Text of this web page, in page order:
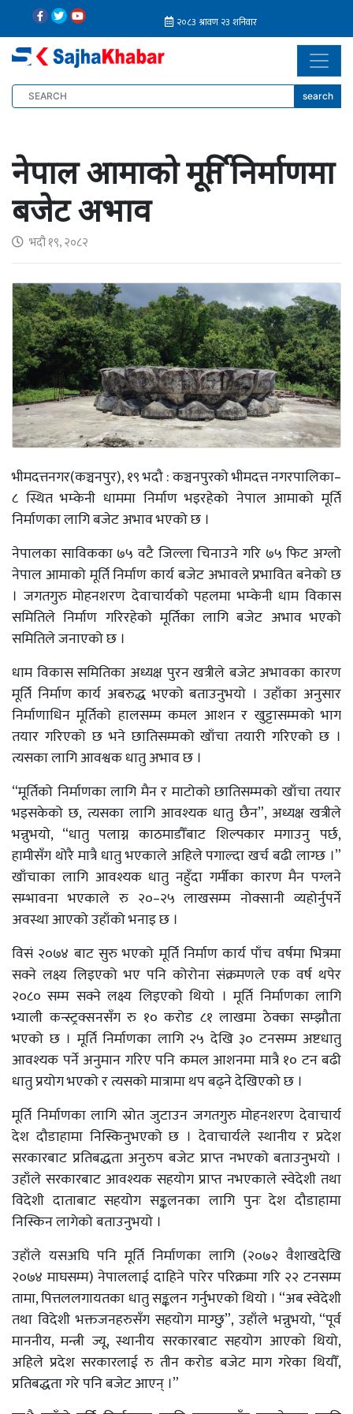
search
नेपाल आमाको मूर्ति निर्माणमा
बजेट अभाव
भदौ १९, २०८२
भीमदत्तनगर(कञ्चनपुर), १९ भदौ : कञ्चनपुरको भीमदत्त नगरपालिका–
८ स्थित भम्केनी धाममा निर्माण भइरहेको नेपाल आमाको मूर्ति
निर्माणका लागि बजेट अभाव भएको छ ।
नेपालका साविकका ७५ वटै जिल्ला चिनाउने गरि ७५ फिट अग्लो
नेपाल आमाको मूर्ति निर्माण कार्य बजेट अभावले प्रभावित बनेको छ
। जगतगुरु मोहनशरण देवाचार्यको पहलमा भम्केनी धाम विकास
समितिले निर्माण गरिरहेको मूर्तिका लागि बजेट अभाव भएको
समितिले जनाएको छ ।
धाम विकास समितिका अध्यक्ष पुरन खत्रीले बजेट अभावका कारण
मूर्ति निर्माण कार्य अबरुद्ध भएको बताउनुभयो । उहाँका अनुसार
निर्माणाधिन मूर्तिको हालसम्म कमल आशन र खुट्टासम्मको भाग
तयार गरिएको छ भने छातिसम्मको खाँचा तयारी गरिएको छ ।
त्यसका लागि आवश्वक धातु अभाव छ ।
“मूर्तिको निर्माणका लागि मैन र माटोको छातिसम्मको खाँचा तयार
भइसकेको छ, त्यसका लागि आवश्यक धातु छैन”, अध्यक्ष खत्रीले
भन्नुभयो, “धातु पलाग्न काठमाडौँबाट शिल्पकार मगाउनु पर्छ,
हामीसँग थोरै मात्रै धातु भएकाले अहिले पगाल्दा खर्च बढी लाग्छ ।”
खाँचाका लागि आवश्यक धातु नहुँदा गर्मीका कारण मैन पग्लने
सम्भावना भएकाले रु २०–२५ लाखसम्म नोक्सानी व्यहोर्नुपर्ने
अवस्था आएको उहाँको भनाइ छ ।
विसं २०७४ बाट सुरु भएको मूर्ति निर्माण कार्य पाँच वर्षमा भित्रमा
सक्ने लक्ष्य लिइएको भए पनि कोरोना संक्रमणले एक वर्ष थपेर
२०८० सम्म सक्ने लक्ष्य लिइएको थियो । मूर्ति निर्माणका लागि
भ्याली कन्स्ट्रक्सनसँग रु १० करोड ८१ लाखमा ठेक्का सम्झौता
भएको छ । मूर्ति निर्माणका लागि २५ देखि ३० टनसम्म अष्टधातु
आवश्यक पर्ने अनुमान गरिए पनि कमल आशनमा मात्रै १० टन बढी
धातु प्रयोग भएको र त्यसको मात्रामा थप बढ्ने देखिएको छ ।
मूर्ति निर्माणका लागि स्रोत जुटाउन जगतगुरु मोहनशरण देवाचार्य
देश दौडाहामा निस्किनुभएको छ । देवाचार्यले स्थानीय र प्रदेश
सरकारबाट प्रतिबद्धता अनुरुप बजेट प्राप्त नभएको बताउनुभयो ।
उहाँले सरकारबाट आवश्यक सहयोग प्राप्त नभएकाले स्वेदेशी तथा
विदेशी दाताबाट सहयोग सङ्कलनका लागि पुनः देश दौडाहामा
निस्किन लागेको बताउनुभयो ।
उहाँले यसअघि पनि मूर्ति निर्माणका लागि (२०७२ वैशाखदेखि
२०७४ माघसम्म) नेपाललाई दाहिने पारेर परिक्रमा गरि २२ टनसम्म
तामा, पित्तललगायतका धातु सङ्कलन गर्नुभएको थियो । “अब स्वेदेशी
तथा विदेशी भक्तजनहरुसँग सहयोग माग्छु”, उहाँले भन्नुभयो, “पूर्व
माननीय, मन्त्री ज्यू, स्थानीय सरकारबाट सहयोग आएको थियो,
अहिले प्रदेश सरकारलाई रु तीन करोड बजेट माग गरेका थियौँ,
प्रतिबद्धता गरे पनि बजेट आएन् ।”